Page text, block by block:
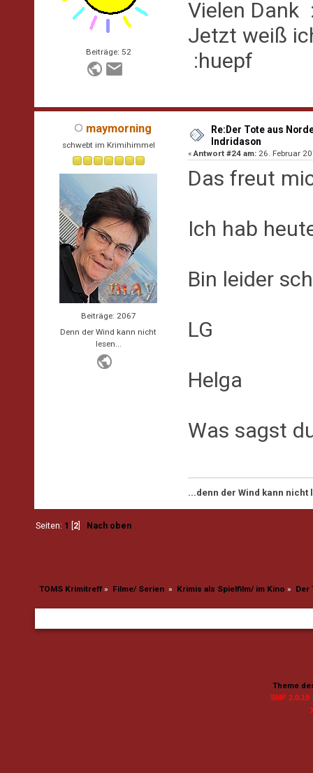
Beiträge: 52
Vielen Dank
Jetzt weiß
:huepf
maymorning
schwebt im Krimihimmel
Beiträge: 2067
Denn der Wind kann nicht
lesen...
Re:Der Tote aus
Indridason
«Antwort #24 am: 26. Februar
Das freut
Ich hab
Bin leider
LG
Helga
Was sagst
...denn der Wind kann nicht
Seiten: 1 2 Nach oben
TOMS Krimitreff» Filme/ Serien » Krimis als Spielfilm/ im Kino » Der
Theme
SMF 2.0.19